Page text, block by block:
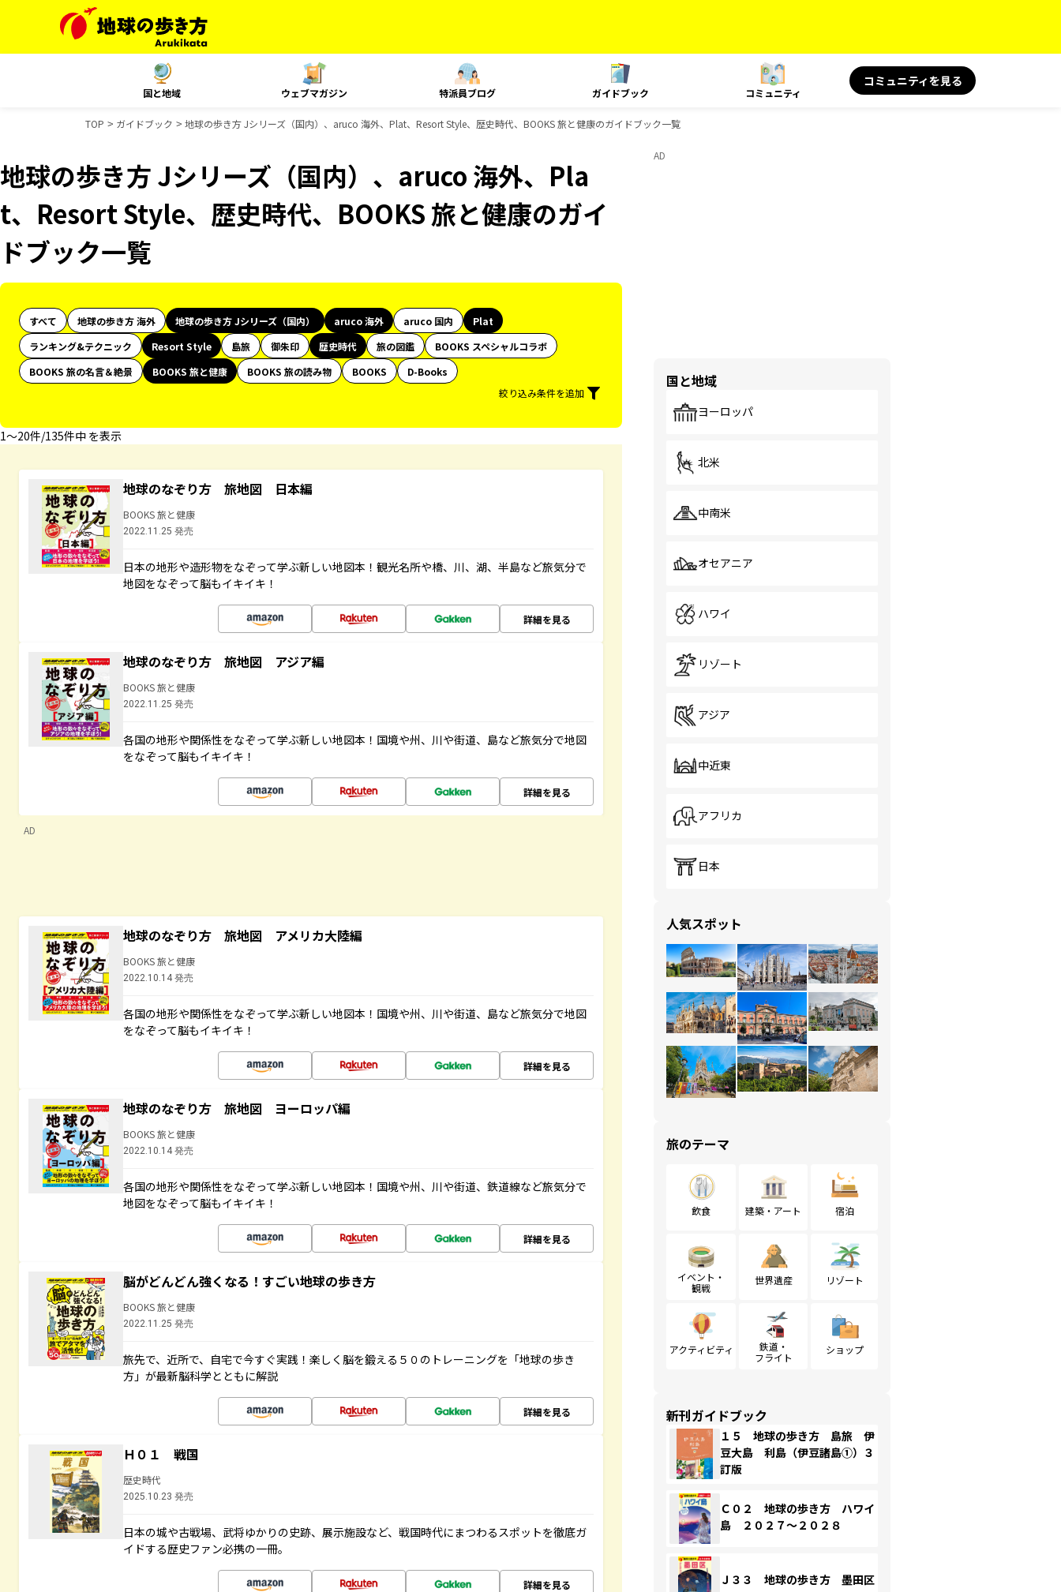
国と地域 ウェブマガジン 特派員ブログ ガイドブック コミュニティ
コミュニティを見る
TOP ガイドブック 地球の歩き方 Jシリーズ（国内）、aruco 海外、Plat、Resort Style、歴史時代、BOOKS 旅と健康のガイドブック一覧
地球の歩き方 Jシリーズ（国内）、aruco 海外、Pla
t、Resort Style、歴史時代、BOOKS 旅と健康のガイ
ドブック一覧
すべて 地球の歩き方 海外 地球の歩き方 Jシリーズ（国内） aruco 海外 aruco 国内
Plat
ランキング&テクニック
Resort Style 島旅 御朱印 歴史時代 旅の図鑑
BOOKS スペシャルコラボ
BOOKS 旅の名言＆絶景
BOOKS 旅と健康 BOOKS 旅の読み物 BOOKS
D-Books
絞り込み条件を追加
1〜20件/135件中 を表示
地球のなぞり方 旅地図 日本編
BOOKS 旅と健康
2022.11.25 発売
日本の地形や造形物をなぞって学ぶ新しい地図本！観光名所や橋、川、湖、半島など旅気分で
地図をなぞって脳もイキイキ！
詳細を見る
地球のなぞり方 旅地図 アジア編
BOOKS 旅と健康
2022.11.25 発売
各国の地形や関係性をなぞって学ぶ新しい地図本！国境や州、川や街道、島など旅気分で地図
をなぞって脳もイキイキ！
詳細を見る
AD
地球のなぞり方 旅地図 アメリカ大陸編
BOOKS 旅と健康
2022.10.14 発売
各国の地形や関係性をなぞって学ぶ新しい地図本！国境や州、川や街道、島など旅気分で地図
をなぞって脳もイキイキ！
詳細を見る
地球のなぞり方 旅地図 ヨーロッパ編
BOOKS 旅と健康
2022.10.14 発売
各国の地形や関係性をなぞって学ぶ新しい地図本！国境や州、川や街道、鉄道線など旅気分で
地図をなぞって脳もイキイキ！
詳細を見る
脳がどんどん強くなる！すごい地球の歩き方
BOOKS 旅と健康
2022.11.25 発売
旅先で、近所で、自宅で今すぐ実践！楽しく脳を鍛える５０のトレーニングを「地球の歩き
方」が最新脳科学とともに解説
詳細を見る
Ｈ０１ 戦国
歴史時代
2025.10.23 発売
日本の城や古戦場、武将ゆかりの史跡、展示施設など、戦国時代にまつわるスポットを徹底ガ
イドする歴史ファン必携の一冊。
詳細を見る
AD
国と地域
ヨーロッパ
北米
中南米
オセアニア
ハワイ
リゾート
アジア
中近東
アフリカ
日本
人気スポット
旅のテーマ
飲食 建築・アート 宿泊
イベント・
観戦
世界遺産 リゾート
アクティビティ
鉄道・
フライト
ショップ
新刊ガイドブック
１５ 地球の歩き方 島旅 伊
豆大島 利島（伊豆諸島①）３
訂版
Ｃ０２ 地球の歩き方 ハワイ
島 ２０２７～２０２８
Ｊ３３ 地球の歩き方 墨田区